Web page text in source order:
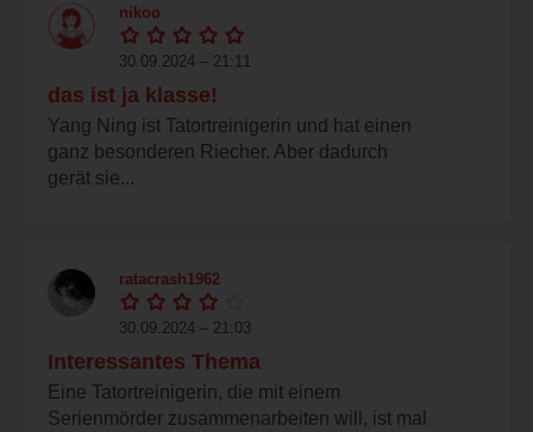
nikoo
30.09.2024 – 21:11
das ist ja klasse!
Yang Ning ist Tatortreinigerin und hat einen
ganz besonderen Riecher. Aber dadurch
gerät sie...
ratacrash1962
30.09.2024 – 21:03
Interessantes Thema
Eine Tatortreinigerin, die mit einem
Serienmörder zusammenarbeiten will, ist mal